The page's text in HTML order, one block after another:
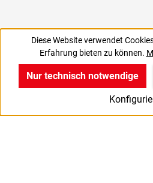
Diese Website verwendet
Erfahrung bieten zu können.
Nur technisch notwendige
v
Produkte